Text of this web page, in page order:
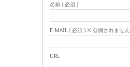
名前 ( 必須 )
E-MAIL ( 必須 ) ※ 公開されません
URL